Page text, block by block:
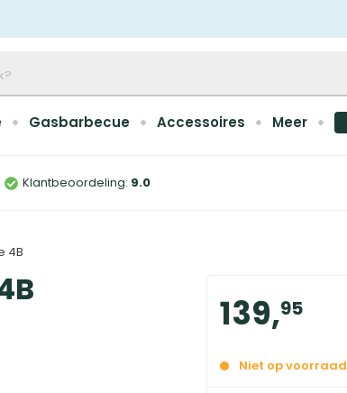
Gasbarbecue Accessoires Meer
Klantbeoordeling: 9.0
4B
139,95
Niet op voorraad